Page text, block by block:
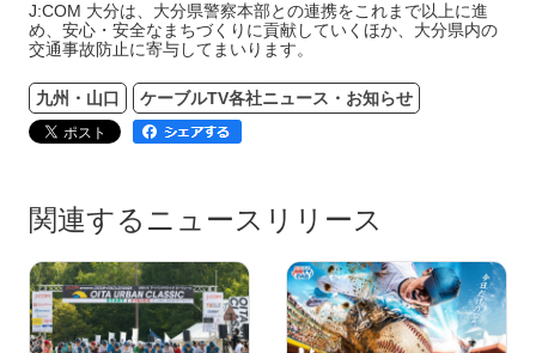
J:COM 大分は、大分県警察本部との連携をこれまで以上に進
め、安心・安全なまちづくりに貢献していくほか、大分県内の
交通事故防止に寄与してまいります。
九州・山口 ケーブルTV各社ニュース・お知らせ
関連するニュースリリース